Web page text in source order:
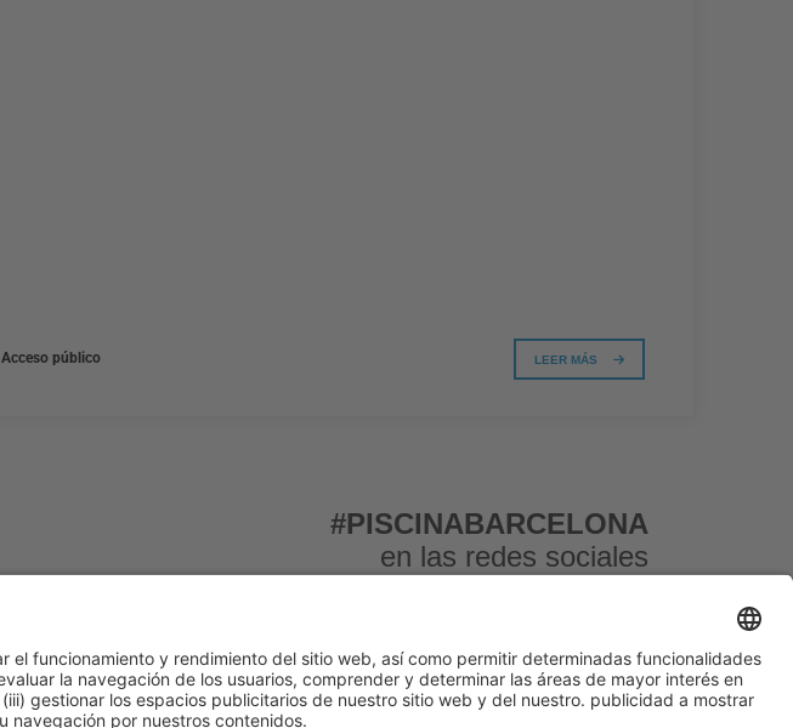
Acceso público LEER MÁS
#PISCINABARCELONA
en las redes sociales